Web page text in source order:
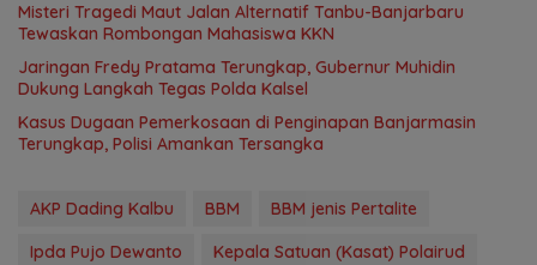
Misteri Tragedi Maut Jalan Alternatif Tanbu-Banjarbaru
Tewaskan Rombongan Mahasiswa KKN
Jaringan Fredy Pratama Terungkap, Gubernur Muhidin
Dukung Langkah Tegas Polda Kalsel
Kasus Dugaan Pemerkosaan di Penginapan Banjarmasin
Terungkap, Polisi Amankan Tersangka
AKP Dading Kalbu BBM
BBM jenis Pertalite
Ipda Pujo Dewanto
Kepala Satuan (Kasat) Polairud